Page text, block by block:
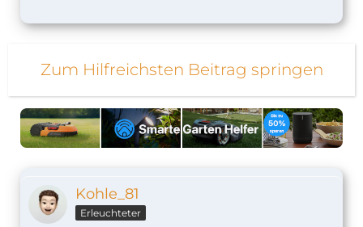
Zum Hilfreichsten Beitrag springen
Kohle_81
Erleuchteter